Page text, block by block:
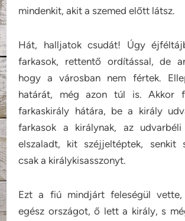
mindenkit, akit a szemed előtt látsz.
Hát, halljatok csudát! Úgy
farkasok, rettentő ordítással, de
hogy a városban nem fértek.
határát, még azon túl is. Akkor
farkaskirály hátára, be a király
farkasok a királynak, az udvarbéli
elszaladt, kit széjjeltéptek, senkit
csak a királykisasszonyt.
Ezt a fiú mindjárt feleségül
egész országot, ő lett a király, s